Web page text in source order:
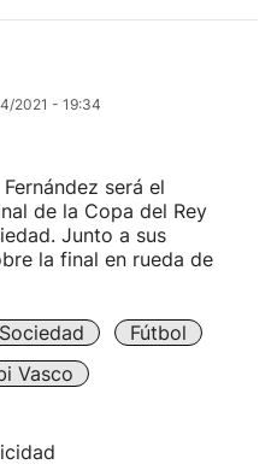
2021 - 19:34
será el
de la Copa del Rey
Junto a sus
la final en rueda de
Fútbol
Vasco